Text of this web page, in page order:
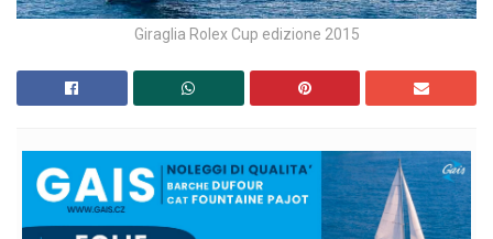
Giraglia Rolex Cup edizione 2015